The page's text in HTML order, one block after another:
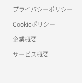
サーバー削除
ポート詳細取得
ロードバランサー更新
ロードバランサー詳細取
ロードバランサー追加
プライバシーポリシー
Cookieポリシー
企業概要
サービス概要